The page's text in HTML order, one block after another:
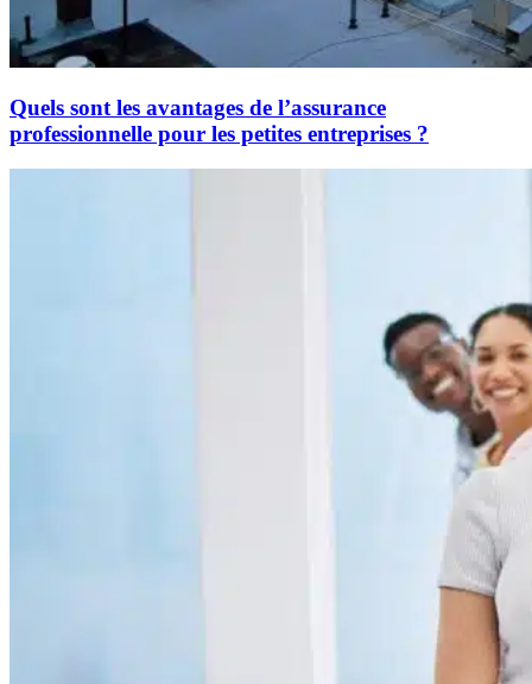
Quels sont les avantages de l’assurance
professionnelle pour les petites entreprises ?